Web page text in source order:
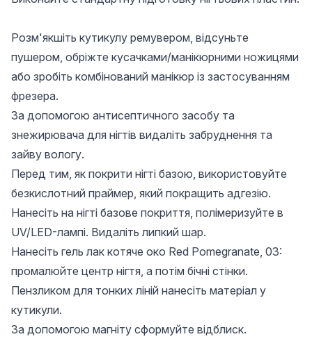
Розм'якшіть кутикулу ремувером, відсуньте
пушером, обріжте кусачками/манікюрними ножицями
або зробіть комбінований манікюр із застосуванням
фрезера.
За допомогою антисептичного засобу та
знежирювача для нігтів видаліть забруднення та
зайву вологу.
Перед тим, як покрити нігті базою, використовуйте
безкислотний праймер, який покращить адгезію.
Нанесіть на нігті базове покриття, полімеризуйте в
UV/LED-лампі. Видаліть липкий шар.
Нанесіть гель лак котяче око Red Pomegranate, 03:
промалюйте центр нігтя, а потім бічні стінки.
Пензликом для тонких ліній нанесіть матеріал у
кутикули.
За допомогою магніту сформуйте відблиск.